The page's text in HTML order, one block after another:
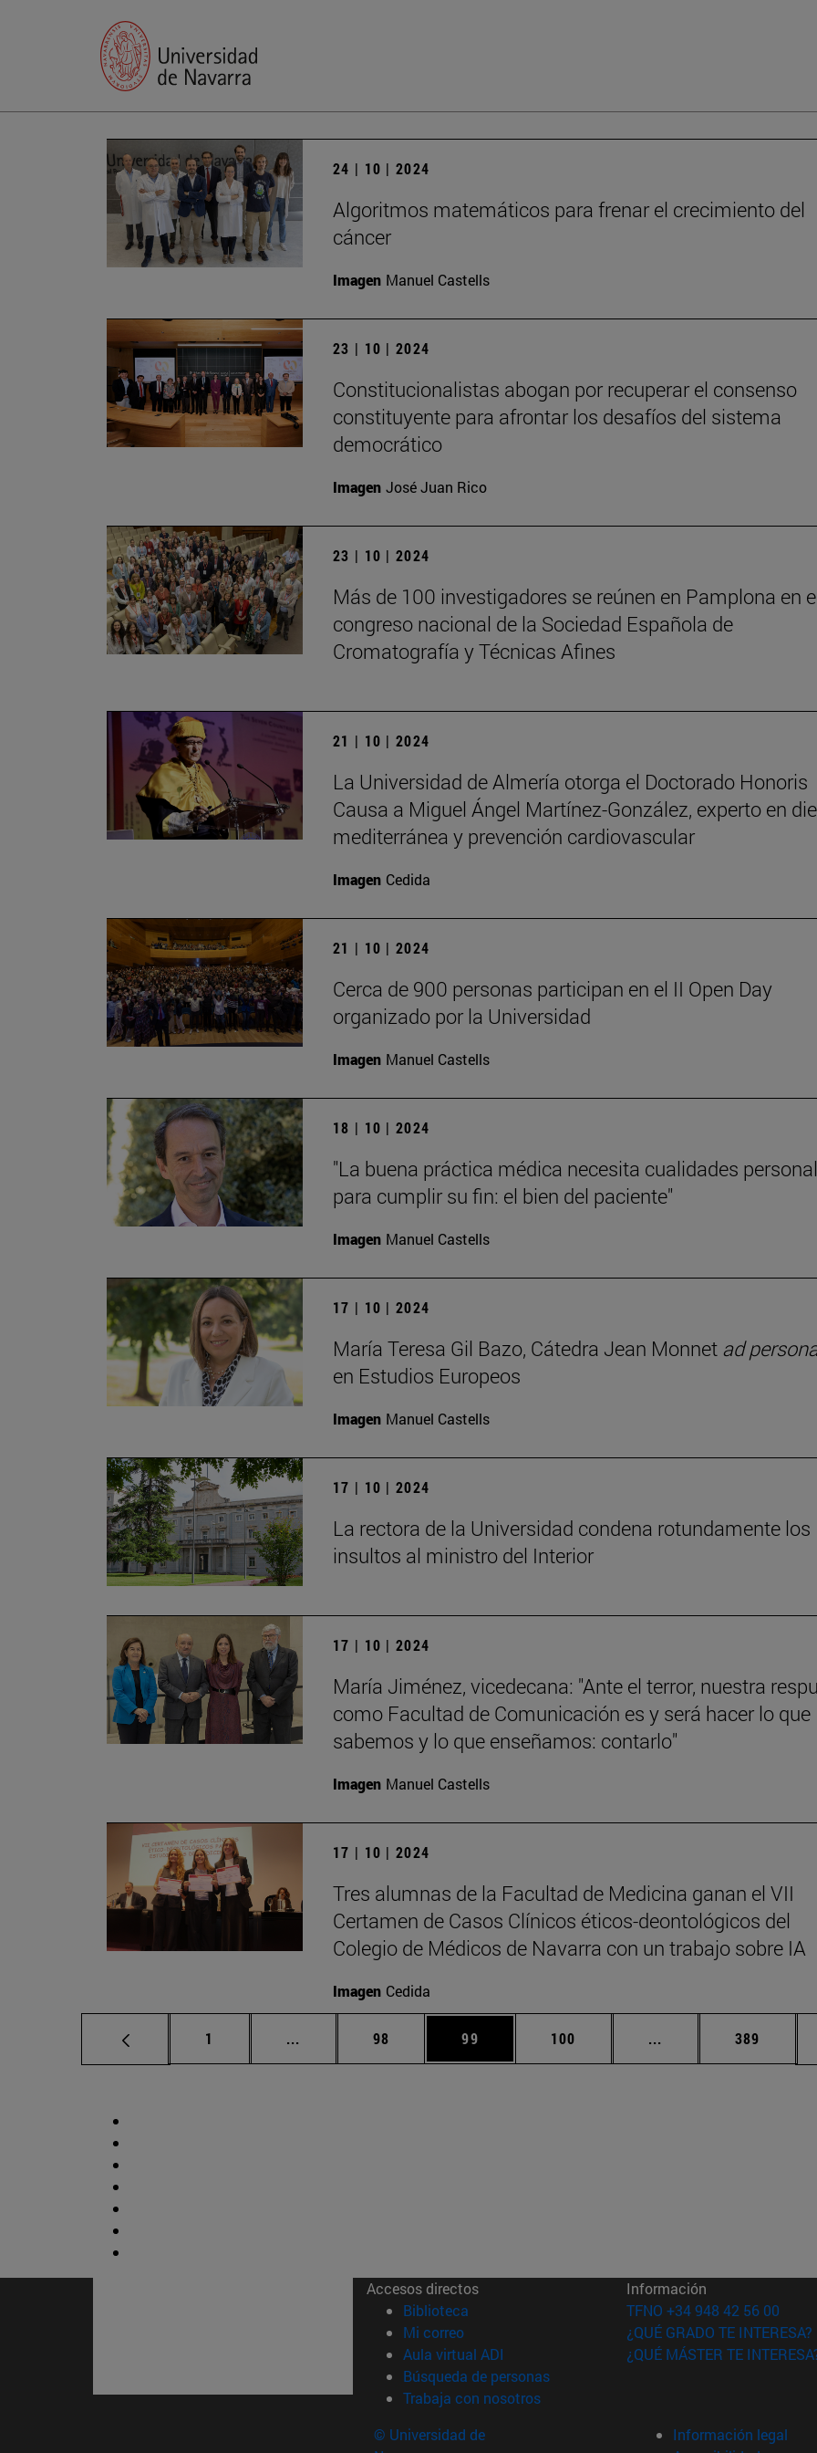
24 | 10 | 2024
Algoritmos matemáticos para frenar el crecimiento del
cáncer
Imagen Manuel Castells
23 | 10 | 2024
Constitucionalistas abogan por recuperar el consenso
constituyente para afrontar los desafíos del sistema
democrático
Imagen José Juan Rico
23 | 10 | 2024
Más de 100 investigadores se reúnen en Pamplona en
congreso nacional de la Sociedad Española de
Cromatografía y Técnicas Afines
21 | 10 | 2024
La Universidad de Almería otorga el Doctorado Honoris
Causa a Miguel Ángel Martínez-González, experto en
mediterránea y prevención cardiovascular
Imagen Cedida
21 | 10 | 2024
Cerca de 900 personas participan en el II Open Day
organizado por la Universidad
Imagen Manuel Castells
18 | 10 | 2024
"La buena práctica médica necesita cualidades
para cumplir su fin: el bien del paciente"
Imagen Manuel Castells
17 | 10 | 2024
María Teresa Gil Bazo, Cátedra Jean Monnet ad
en Estudios Europeos
Imagen Manuel Castells
17 | 10 | 2024
La rectora de la Universidad condena rotundamente los
insultos al ministro del Interior
17 | 10 | 2024
María Jiménez, vicedecana: "Ante el terror, nuestra
como Facultad de Comunicación es y será hacer lo que
sabemos y lo que enseñamos: contarlo"
Imagen Manuel Castells
17 | 10 | 2024
Tres alumnas de la Facultad de Medicina ganan el VII
Certamen de Casos Clínicos éticos-deontológicos del
Colegio de Médicos de Navarra con un trabajo sobre IA
Imagen Cedida
Página
1 ... Páginas intermedias Use TAB para desplazarse.
Página
98 Página
99 Página
100 ... Páginas intermedias
Página
389
Accesos directos
Biblioteca (abre en nueva ventana)
Mi correo(abre en nueva ventana)
Aula virtual ADI (abre en nueva ventana)
Búsqueda de personas(abre en nueva ventana)
Trabaja con nosotros(abre en nueva ventana)
Información
TFNO +34 948 42 56 00
¿QUÉ GRADO TE INTERESA?
¿QUÉ MÁSTER TE
© Universidad de
Información legal